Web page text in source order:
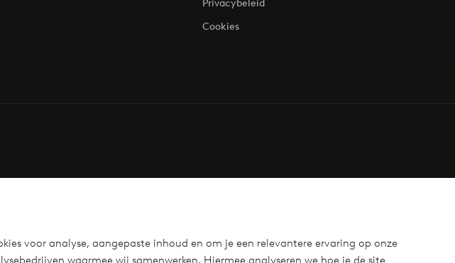
voor analyse, aangepaste inhoud en om je een relevantere ervaring op onze
waarmee wij samenwerken. Hiermee analyseren we hoe je de site
Privacybeleid
Cookies